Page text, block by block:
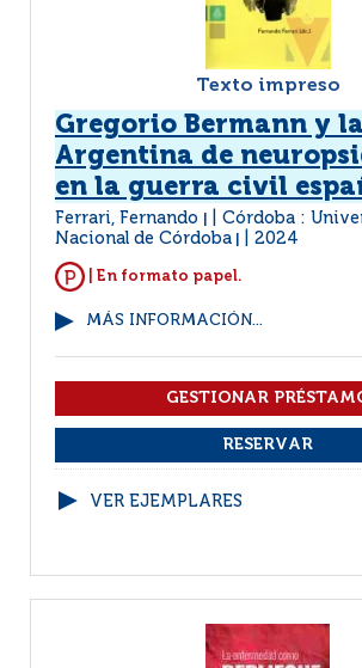
Texto impreso
Gregorio Bermann y
Argentina de
en la guerra civil
Ferrari, Fernando
Córdoba :
Nacional de Córdoba
2024
| En formato papel.
MÁS INFORMACIÓN...
VER EJEMPLARES